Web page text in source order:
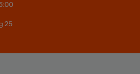
25